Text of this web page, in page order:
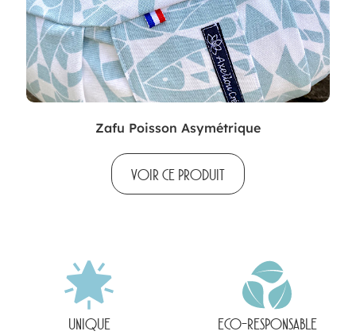
Zafu Poisson Asymétrique
VOIR CE PRODUIT
UNIQUE ECO-RESPONSABLE